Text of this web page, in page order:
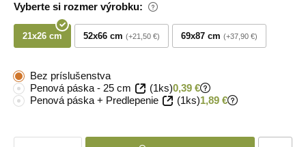
Vyberte si rozmer výrobku:
21x26 cm 52x66 cm +21,50 € 69x87 cm +37,90 €
Bez príslušenstva
Penová páska - 25 cm
(1ks)0,39 €
Penová páska + Predlepenie
(1ks)1,89 €